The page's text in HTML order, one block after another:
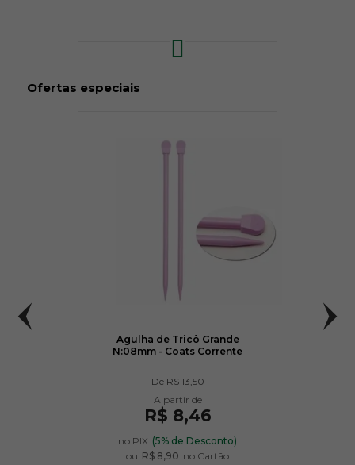
Ofertas especiais
Agulha de Tricô Grande
N:08mm - Coats Corrente
DeR$ 13,50
R$ 8,46
no PIX (5% de Desconto)
ou R$ 8,90 no Cartão